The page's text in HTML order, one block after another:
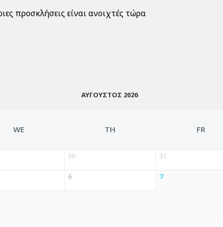
προσκλήσεις είναι ανοιχτές τώρα
ΑΎΓΟΥΣΤΟΣ 2026
WE TH FR
30 31
6 7